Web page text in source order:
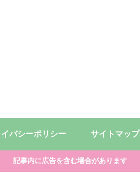
バシーポリシー サイトマップ
記事内に広告を含む場合があります